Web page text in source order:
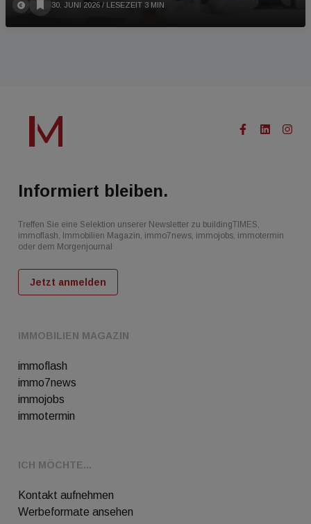
30. JUNI 2026 / LESEZEIT 3 MIN
IMMOBILIEN MAGAZIN
immoflash
immo7news
immojobs
immotermin
ICH MÖCHTE...
Kontakt aufnehmen
Werbeformate ansehen
Informiert bleiben.
Treffen Sie eine Selektion unserer Newsletter zu buildingTIMES,
immoflash, Immobilien Magazin, immo7news, immojobs, immotermin
oder dem Morgenjournal
Jetzt anmelden